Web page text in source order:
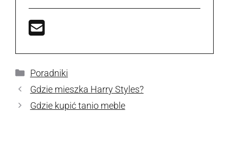
Kategorie
Poradniki
Gdzie mieszka Harry Styles?
Gdzie kupić tanio meble